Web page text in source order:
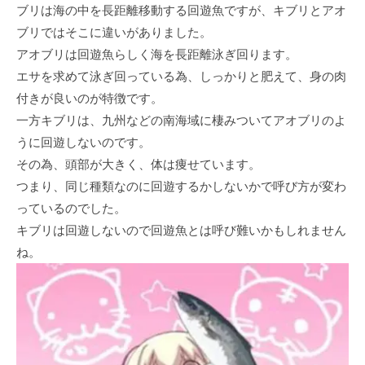
ブリは海の中を長距離移動する回遊魚ですが、キブリとアオ
ブリではそこに違いがありました。
アオブリは回遊魚らしく海を長距離泳ぎ回ります。
エサを求めて泳ぎ回っている為、しっかりと肥えて、身の肉
付きが良いのが特徴です。
一方キブリは、九州などの南海域に棲みついてアオブリのよ
うに回遊しないのです。
その為、頭部が大きく、体は痩せています。
つまり、同じ種類なのに回遊するかしないかで呼び方が変わ
っているのでした。
キブリは回遊しないので回遊魚とは呼び難いかもしれません
ね。